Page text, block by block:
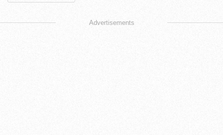
Advertisements